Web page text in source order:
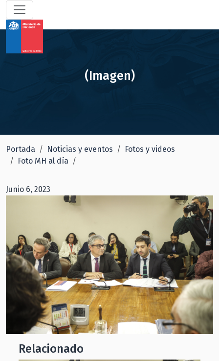
(Imagen)
Portada Noticias y eventos
Fotos y videos
Foto MH al día
Junio 6, 2023
Relacionado